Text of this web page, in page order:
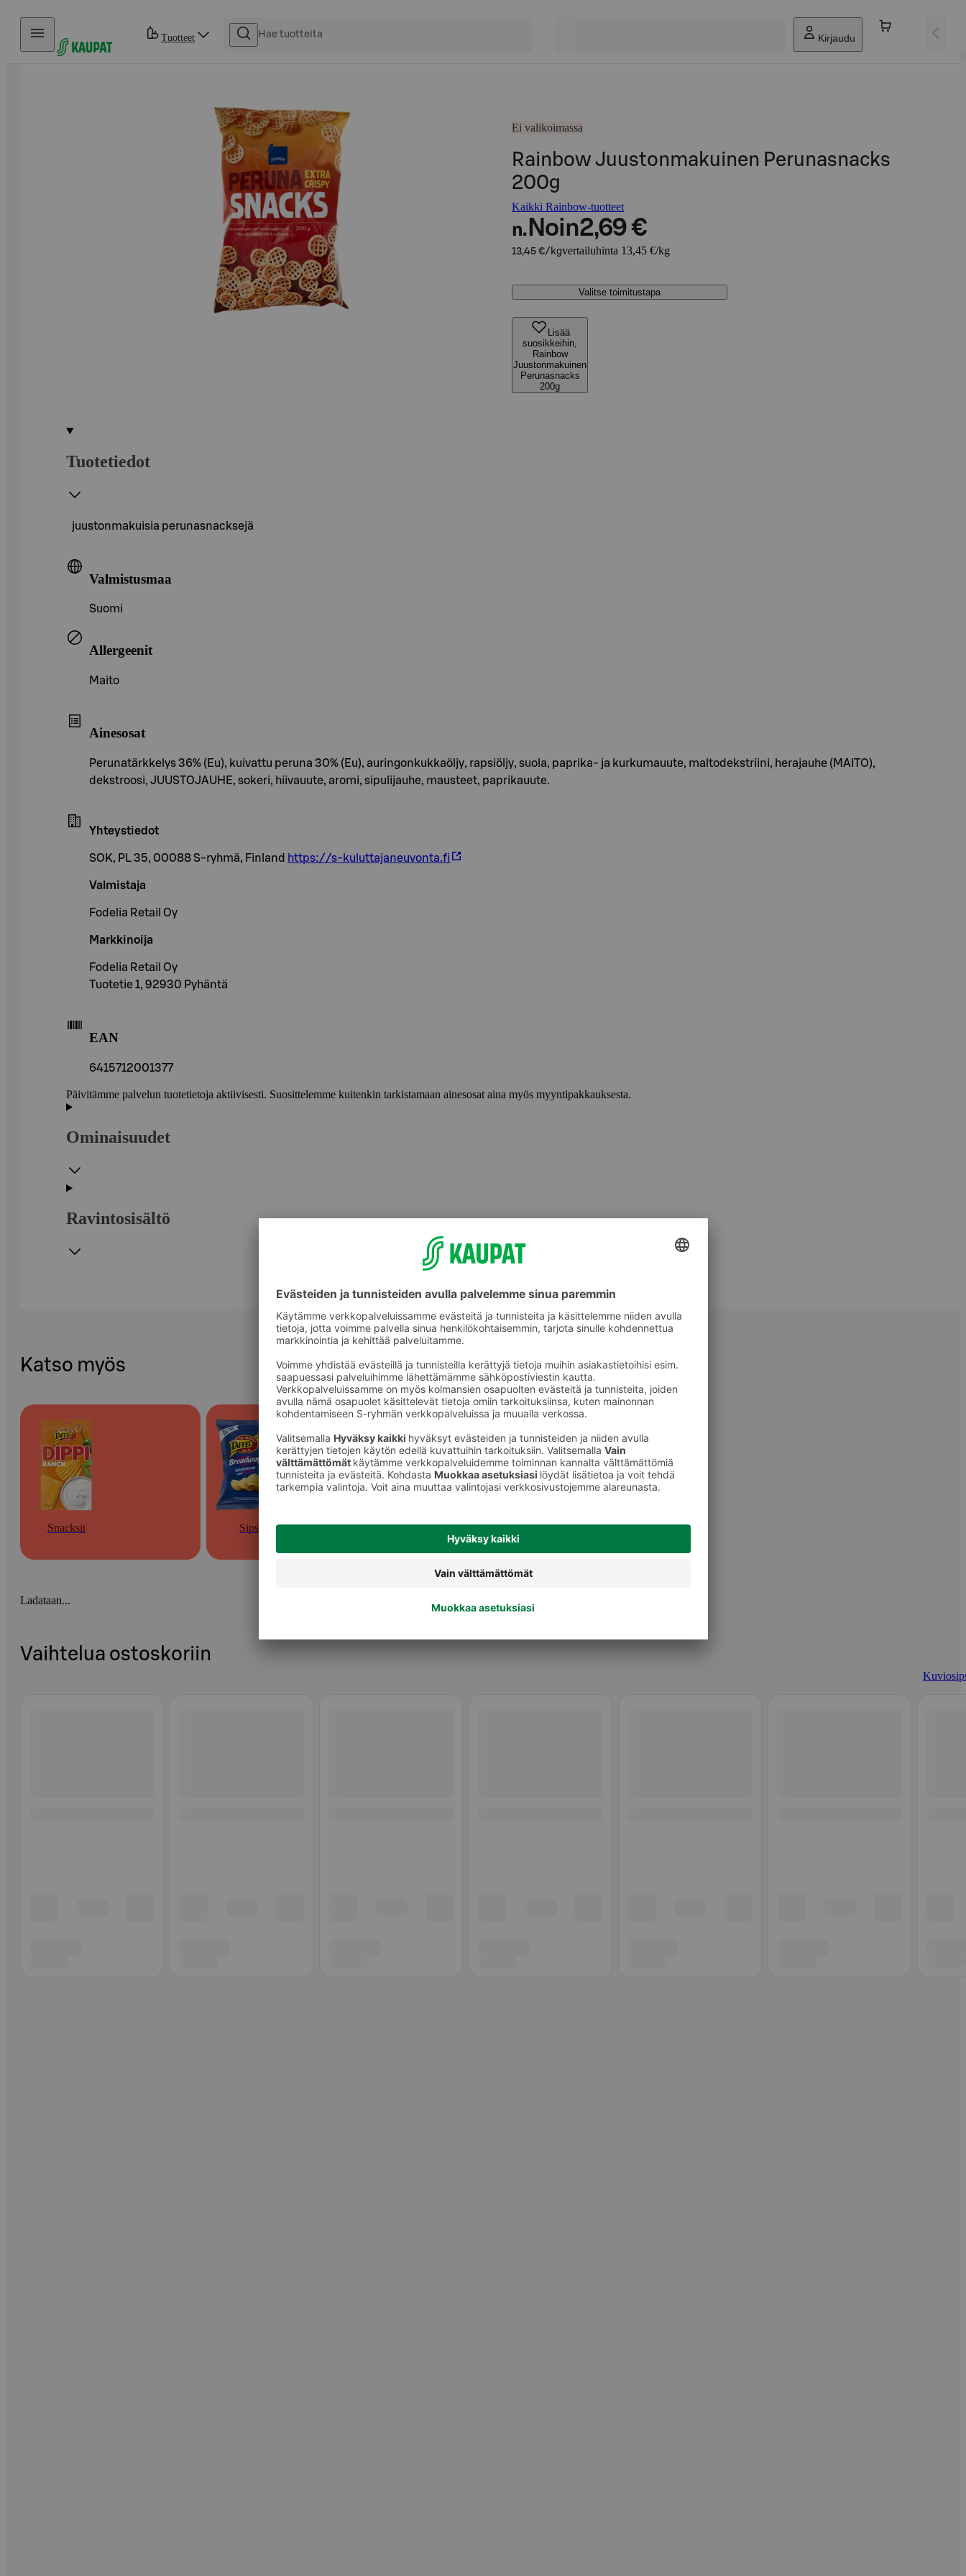
Hyppää sisältöön
Tuotteet Kirjaudu
Ei valikoimassa
Rainbow Juustonmakuinen Perunasnacks
200g
Kaikki Rainbow-tuotteet
n. Noin2,69 €
13,45 €/kgvertailuhinta 13,45 €/kg
Valitse toimitustapa
Lisää
suosikkeihin,
Rainbow
Juustonmakuinen
Perunasnacks
200g
Tuotetiedot
juustonmakuisia perunasnacksejä
Valmistusmaa
Suomi
Allergeenit
Maito
Ainesosat
Perunatärkkelys 36% (Eu), kuivattu peruna 30% (Eu), auringonkukkaöljy, rapsiöljy, suola, paprika- ja kurkumauute, maltodekstriini, herajauhe (MAITO),
dekstroosi, JUUSTOJAUHE, sokeri, hiivauute, aromi, sipulijauhe, mausteet, paprikauute.
Yhteystiedot
SOK, PL 35, 00088 S-ryhmä, Finland https://s-kuluttajaneuvonta.fi
Valmistaja
Fodelia Retail Oy
Markkinoija
Fodelia Retail Oy
Tuotetie 1, 92930 Pyhäntä
EAN
6415712001377
Päivitämme palvelun tuotetietoja aktiivisesti. Suosittelemme kuitenkin tarkistamaan ainesosat aina myös myyntipakkauksesta.
Ominaisuudet
Ravintosisältö
Katso myös
Snacksit Sipsit Kuviosipsit
Ladataan...
Vaihtelua ostoskoriin